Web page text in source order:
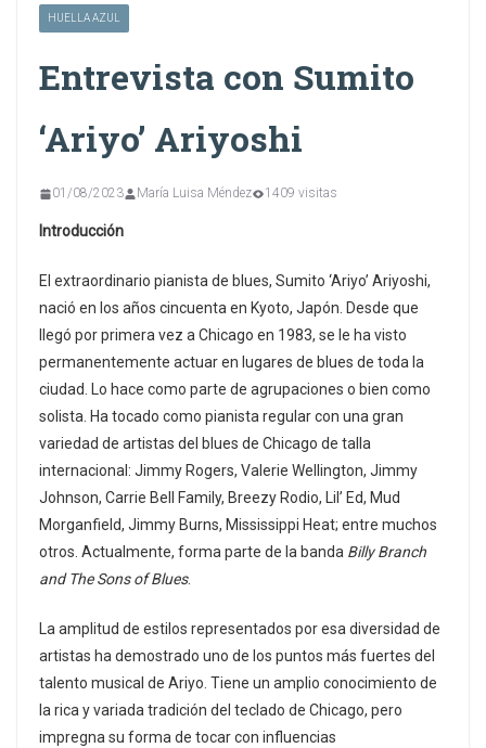
HUELLA AZUL
Entrevista con Sumito
‘Ariyo’ Ariyoshi
01/08/2023 María Luisa Méndez 1409 visitas
Introducción
El extraordinario pianista de blues, Sumito ‘Ariyo’ Ariyoshi,
nació en los años cincuenta en Kyoto, Japón. Desde que
llegó por primera vez a Chicago en 1983, se le ha visto
permanentemente actuar en lugares de blues de toda la
ciudad. Lo hace como parte de agrupaciones o bien como
solista. Ha tocado como pianista regular con una gran
variedad de artistas del blues de Chicago de talla
internacional: Jimmy Rogers, Valerie Wellington, Jimmy
Johnson, Carrie Bell Family, Breezy Rodio, Lil’ Ed, Mud
Morganfield, Jimmy Burns, Mississippi Heat; entre muchos
otros. Actualmente, forma parte de la banda Billy Branch
and The Sons of Blues.
La amplitud de estilos representados por esa diversidad de
artistas ha demostrado uno de los puntos más fuertes del
talento musical de Ariyo. Tiene un amplio conocimiento de
la rica y variada tradición del teclado de Chicago, pero
impregna su forma de tocar con influencias